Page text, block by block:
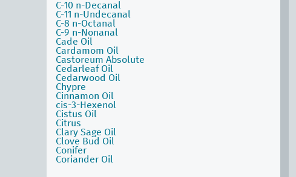
C-10 n-Decanal
C-11 n-Undecanal
C-8 n-Octanal
C-9 n-Nonanal
Cade Oil
Cardamom Oil
Castoreum Absolute
Cedarleaf Oil
Cedarwood Oil
Chypre
Cinnamon Oil
cis-3-Hexenol
Cistus Oil
Citrus
Clary Sage Oil
Clove Bud Oil
Conifer
Coriander Oil